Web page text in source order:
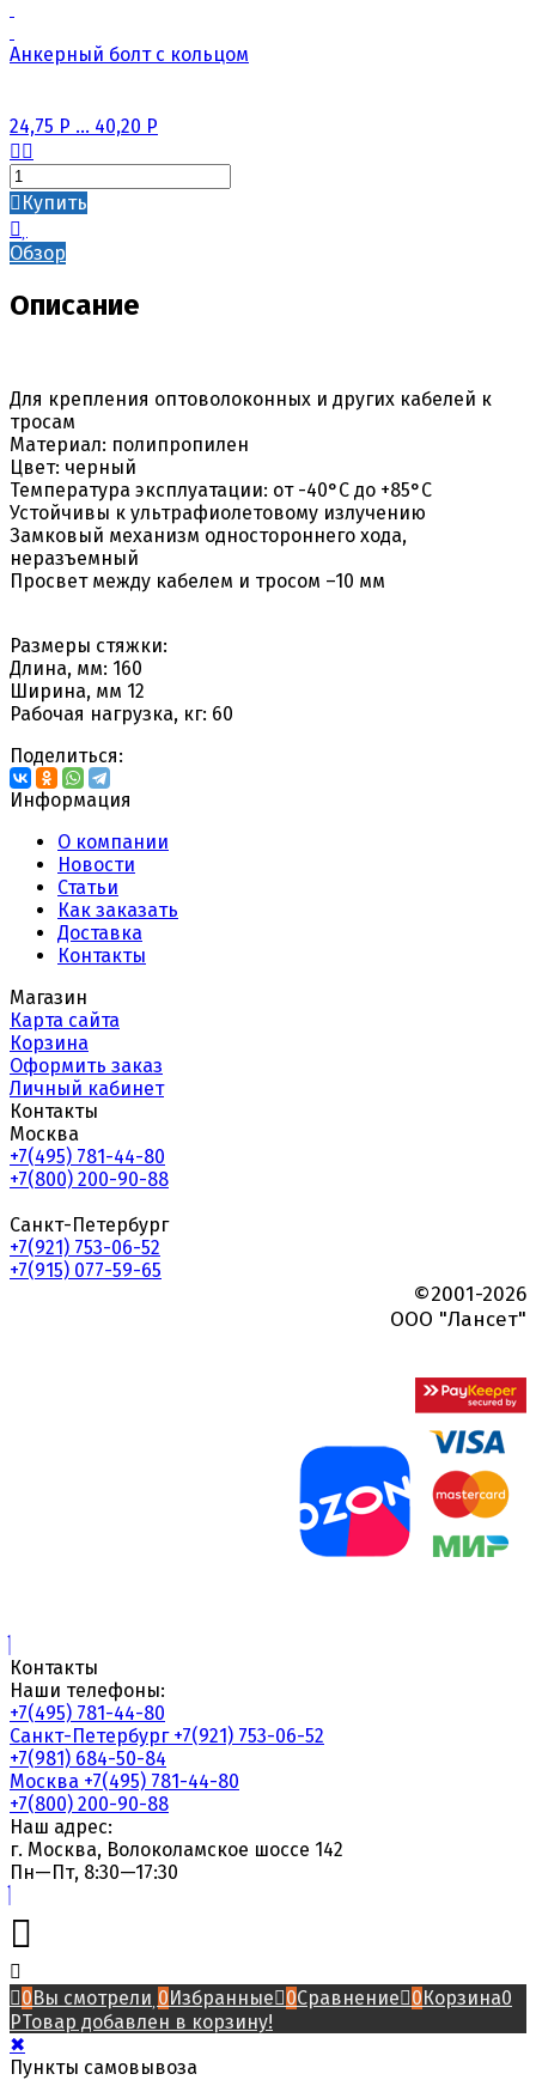
Анкерный болт с кольцом
24,75 Р ... 40,20 Р
Купить
Обзор
Описание
Для крепления оптоволоконных и других кабелей к
тросам
Материал: полипропилен
Цвет: черный
Температура эксплуатации: от -40°С до +85°С
Устойчивы к ультрафиолетовому излучению
Замковый механизм одностороннего хода,
неразъемный
Просвет между кабелем и тросом –10 мм
Размеры стяжки:
Длина, мм: 160
Ширина, мм 12
Рабочая нагрузка, кг: 60
Поделиться:
Информация
О компании
Новости
Статьи
Как заказать
Доставка
Контакты
Магазин
Карта сайта
Корзина
Оформить заказ
Личный кабинет
Контакты
Москва
+7(495) 781-44-80
+7(800) 200-90-88
Санкт-Петербург
+7(921) 753-06-52
+7(915) 077-59-65
©2001-2026
ООО "Лансет"
Контакты
Наши телефоны:
+7(495) 781-44-80
Санкт-Петербург +7(921) 753-06-52
+7(981) 684-50-84
Москва +7(495) 781-44-80
+7(800) 200-90-88
Наш адрес:
г. Москва, Волоколамское шоссе 142
Пн—Пт, 8:30—17:30
0Вы смотрели 0Избранные 0Сравнение 0Корзина0
РТовар добавлен в корзину!
✖
Пункты самовывоза